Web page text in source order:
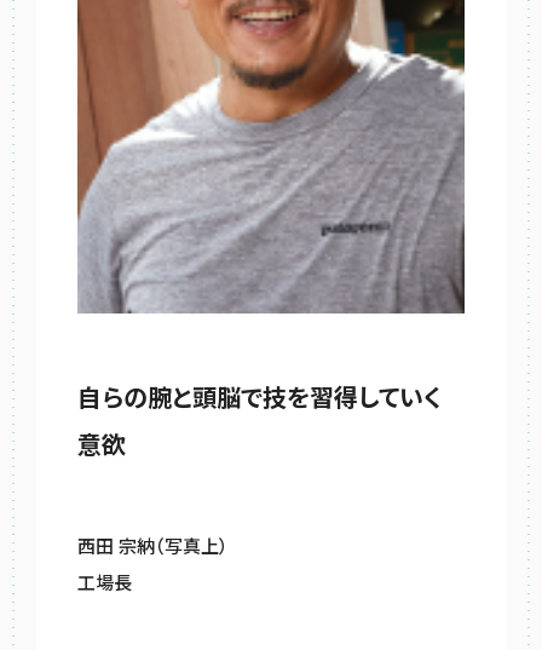
自らの腕と頭脳で技を習得していく
意欲
西田 宗納（写真上）
工場長